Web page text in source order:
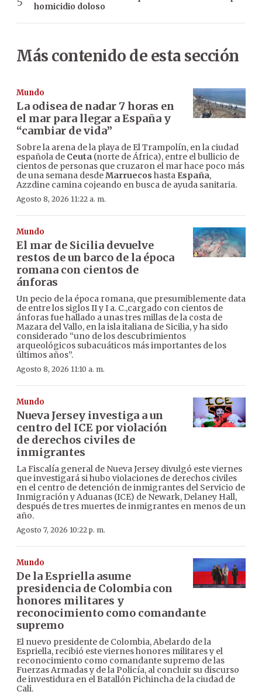
homicidio doloso
Más contenido de esta sección
Mundo
La odisea de nadar 7 horas en
el mar para llegar a España y
“cambiar de vida”
Sobre la arena de la playa de El Trampolín, en la ciudad
española de Ceuta (norte de África), entre el bullicio de
cientos de personas que cruzaron el mar hace poco más
de una semana desdeMarruecos hasta España,
Azzdine camina cojeando en busca de ayuda sanitaria.
Agosto 8, 2026 11:22 a. m.
Mundo
El mar de Sicilia devuelve
restos de un barco de la época
romana con cientos de
ánforas
Un pecio de la época romana, que presumiblemente data
de entre los siglos II y I a. C.,cargado con cientos de
ánforas fue hallado a unas tres millas de la costa de
Mazara del Vallo, en la isla italiana de Sicilia, y ha sido
considerado “uno de los descubrimientos
arqueológicos subacuáticos más importantes de los
últimos años”.
Agosto 8, 2026 11:10 a. m.
Mundo
Nueva Jersey investiga a un
centro del ICE por violación
de derechos civiles de
inmigrantes
La Fiscalía general de Nueva Jersey divulgó este viernes
que investigará si hubo violaciones de derechos civiles
en el centro de detención de inmigrantes del Servicio de
Inmigración y Aduanas (ICE) de Newark, Delaney Hall,
después de tres muertes de inmigrantes en menos de un
año.
Agosto 7, 2026 10:22 p. m.
Mundo
De la Espriella asume
presidencia de Colombia con
honores militares y
reconocimiento como comandante
supremo
El nuevo presidente de Colombia, Abelardo de la
Espriella, recibió este viernes honores militares y el
reconocimiento como comandante supremo de las
Fuerzas Armadas y de la Policía, al concluir su discurso
de investidura en el Batallón Pichincha de la ciudad de
Cali.